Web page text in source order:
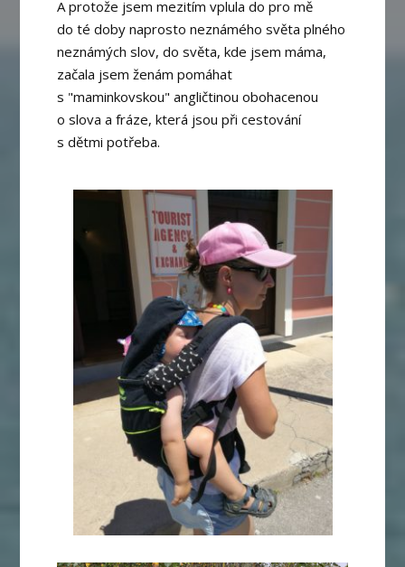
A protože jsem mezitím vplula do pro mě
do té doby naprosto neznámého světa plného
neznámých slov, do světa, kde jsem máma,
začala jsem ženám pomáhat
s "maminkovskou" angličtinou obohacenou
o slova a fráze, která jsou při cestování
s dětmi potřeba.